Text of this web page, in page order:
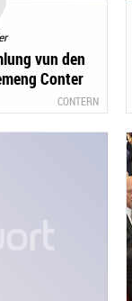
vun den
Conter
CONTERN